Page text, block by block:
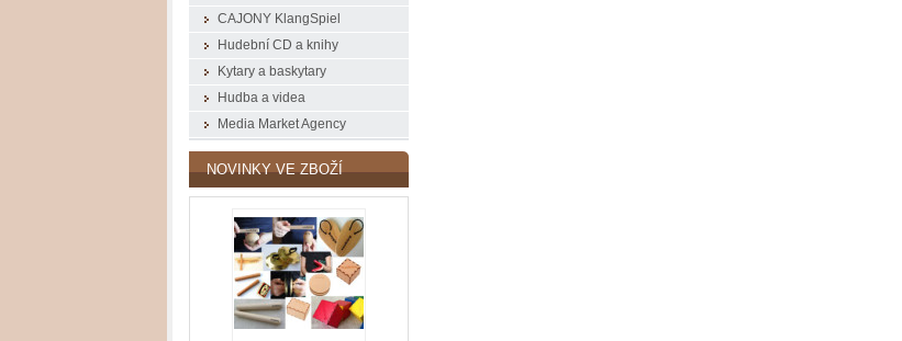
CAJONY KlangSpiel
Hudební CD a knihy
Kytary a baskytary
Hudba a videa
Media Market Agency
NOVINKY VE ZBOŽÍ